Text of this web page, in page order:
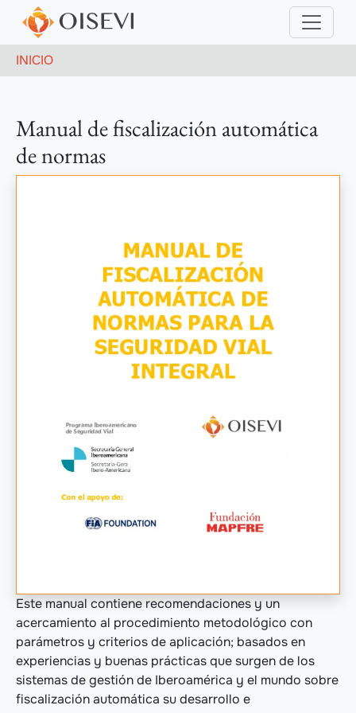
Pasar al contenido principal
INFORMES, FISCALIZACIÓN
Ruta de navegación
INICIO
Manual de fiscalización automática
de normas
Este manual contiene recomendaciones y un
acercamiento al procedimiento metodológico con
parámetros y criterios de aplicación; basados en
experiencias y buenas prácticas que surgen de los
sistemas de gestión de Iberoamérica y el mundo sobre
fiscalización automática su desarrollo e